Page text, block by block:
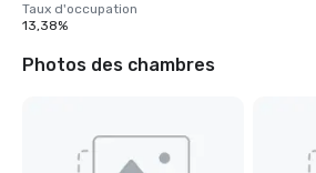
Taux d'occupation
13,38%
Photos des chambres